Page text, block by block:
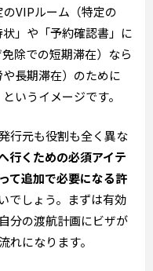
VIPルーム（特定の
」や「予約確認書」に
除での短期滞在）なら
長期滞在）のために
いうイメージです。
行元も役割も全く異な
行くための必須アイテ
て追加で必要になる許
でしょう。まずは有効
分の渡航計画にビザが
れになります。